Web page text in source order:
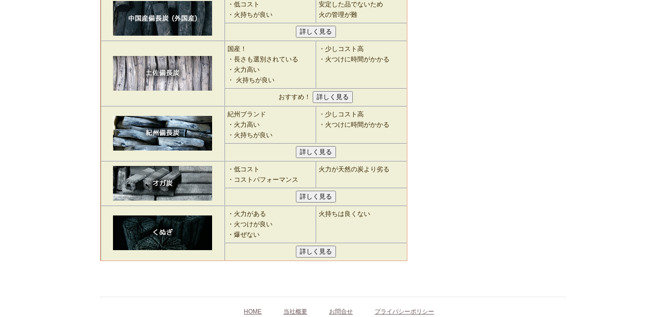
・低コスト
・火持ちが良い
安定した品でないため
火の管理が難
国産！
・長さも選別されている
・火力高い
・ 火持ちが良い
・少しコスト高
・火つけに時間がかかる
おすすめ！
紀州ブランド
・火力高い
・火持ちが良い
・少しコスト高
・火つけに時間がかかる
・低コスト
・コストパフォーマンス
火力が天然の炭より劣る
・火力がある
・火つけが良い
・爆ぜない
火持ちは良くない
HOME 当社概要 お問合せ プライバシーポリシー